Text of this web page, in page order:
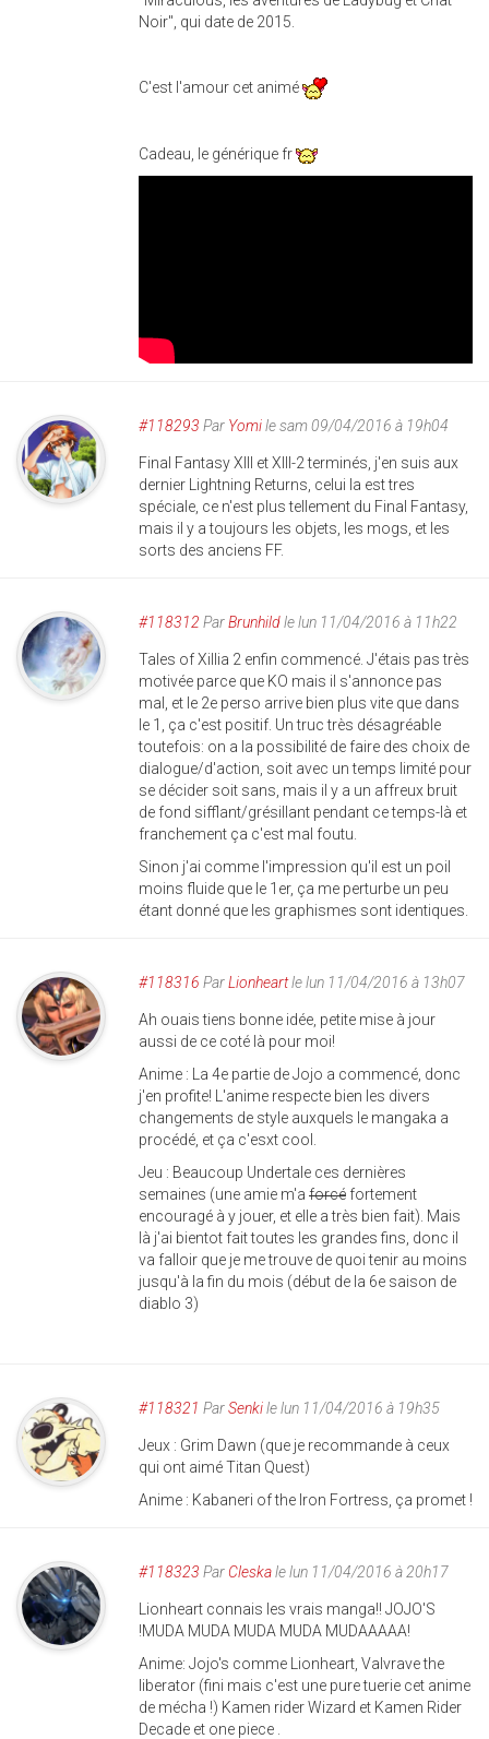
Noir", qui date de 2015.
C'est l'amour cet animé
Cadeau, le générique fr
#118293 Par Yomile sam 09/04/2016 à 19h04
Final Fantasy XIII et XIII-2 terminés, j'en suis aux
dernier Lightning Returns, celui la est tres
spéciale, ce n'est plus tellement du Final Fantasy,
mais il y a toujours les objets, les mogs, et les
sorts des anciens FF.
#118312 ParBrunhildle lun 11/04/2016 à 11h22
Tales of Xillia 2 enfin commencé. J'étais pas très
motivée parce que KO mais il s'annonce pas
mal, et le 2e perso arrive bien plus vite que dans
le 1, ça c'est positif. Un truc très désagréable
toutefois: on a la possibilité de faire des choix de
dialogue/d'action, soit avec un temps limité pour
se décider soit sans, mais il y a un affreux bruit
de fond sifflant/grésillant pendant ce temps-là et
franchement ça c'est mal foutu.
Sinon j'ai comme l'impression qu'il est un poil
moins fluide que le 1er, ça me perturbe un peu
étant donné que les graphismes sont identiques.
#118316 ParLionheartle lun 11/04/2016 à 13h07
Ah ouais tiens bonne idée, petite mise à jour
aussi de ce coté là pour moi!
Anime : La 4e partie de Jojo a commencé, donc
j'en profite! L'anime respecte bien les divers
changements de style auxquels le mangaka a
procédé, et ça c'esxt cool.
Jeu : Beaucoup Undertale ces dernières
semaines (une amie m'a forcé fortement
encouragé à y jouer, et elle a très bien fait). Mais
là j'ai bientot fait toutes les grandes fins, donc il
va falloir que je me trouve de quoi tenir au moins
jusqu'à la fin du mois (début de la 6e saison de
diablo 3)
#118321 ParSenkile lun 11/04/2016 à 19h35
Jeux : Grim Dawn (que je recommande à ceux
qui ont aimé Titan Quest)
Anime : Kabaneri of the Iron Fortress, ça promet !
#118323 Par Cleskale lun 11/04/2016 à 20h17
Lionheart connais les vrais manga!! JOJO'S
!MUDA MUDA MUDA MUDA MUDAAAAA!
Anime: Jojo's comme Lionheart, Valvrave the
liberator (fini mais c'est une pure tuerie cet anime
de mécha !) Kamen rider Wizard et Kamen Rider
Decade et one piece .